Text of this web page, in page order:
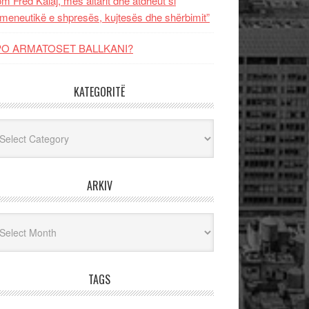
e shpresës, kujtesës dhe shërbimit”
ARMATOSET BALLKANI?
KATEGORITË
ARKIV
TAGS